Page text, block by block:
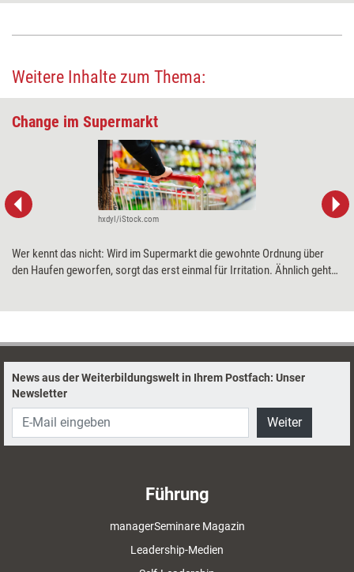
Weitere Inhalte zum Thema:
Change im Supermarkt
hxdyl/iStock.com
Wer kennt das nicht: Wird im Supermarkt die gewohnte Ordnung über
den Haufen geworfen, sorgt das erst einmal für Irritation. Ähnlich geht
News aus der Weiterbildungswelt in Ihrem Postfach: Unser
Newsletter
Weiter
Führung
managerSeminare Magazin
Leadership-Medien